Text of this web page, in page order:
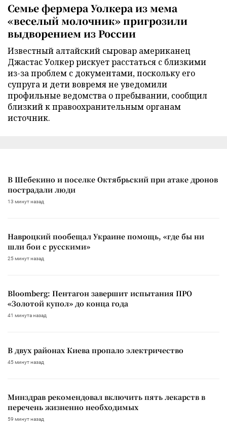
Семье фермера Уолкера из мема
«веселый молочник» пригрозили
выдворением из России
Известный алтайский сыровар американец
Джастас Уолкер рискует расстаться с близкими
из-за проблем с документами, поскольку его
супруга и дети вовремя не уведомили
профильные ведомства о пребывании, сообщил
близкий к правоохранительным органам
источник.
В Шебекино и поселке Октябрьский при атаке дронов
пострадали люди
13 минут назад
Навроцкий пообещал Украине помощь, «где бы ни
шли бои с русскими»
25 минут назад
Bloomberg: Пентагон завершит испытания ПРО
«Золотой купол» до конца года
41 минута назад
В двух районах Киева пропало электричество
45 минут назад
Минздрав рекомендовал включить пять лекарств в
перечень жизненно необходимых
59 минут назад